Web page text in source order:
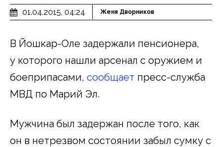
01.04.2015, 04:24 Женя Дворников
В Йошкар-Оле задержали пенсионера,
у которого нашли арсенал с оружием и
боеприпасами, сообщает пресс-служба
МВД по Марий Эл.
Мужчина был задержан после того, как
он в нетрезвом состоянии забыл сумку с